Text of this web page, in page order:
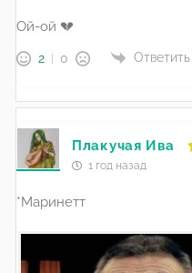
Ой-ой 💔
2 0 Ответить
Плакучая Ива
1 год назад
*Маринетт